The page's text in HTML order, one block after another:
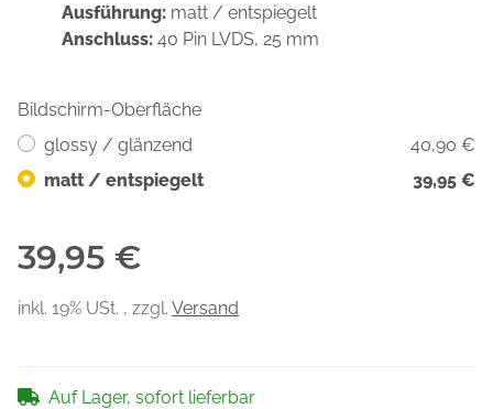
Ausführung: matt / entspiegelt
Anschluss: 40 Pin LVDS, 25 mm
Bildschirm-Oberfläche
glossy / glänzend
40,90 €
matt / entspiegelt
39,95 €
39,95 €
inkl. 19% USt. , zzgl. Versand
Auf Lager, sofort lieferbar